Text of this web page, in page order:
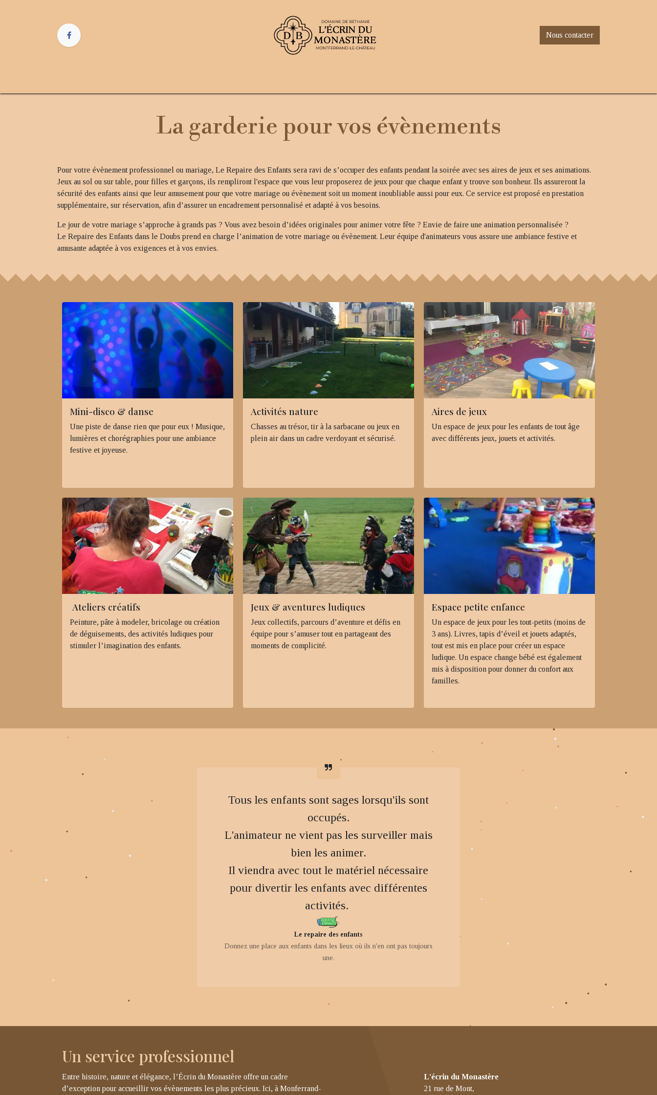
Nous contacter
La garderie pour vos évènements
Pour votre évènement professionnel ou mariage, Le Repaire des Enfants sera ravi de s’occuper des enfants pendant la soirée avec ses aires de jeux et ses animations.
Jeux au sol ou sur table, pour filles et garçons, ils rempliront l'espace que vous leur proposerez de jeux pour que chaque enfant y trouve son bonheur. Ils assureront la
sécurité des enfants ainsi que leur amusement pour que votre mariage ou évènement soit un moment inoubliable aussi pour eux. Ce service est proposé en prestation
supplémentaire, sur réservation, afin d’assurer un encadrement personnalisé et adapté à vos besoins.
Le jour de votre mariage s’approche à grands pas ? Vous avez besoin d’idées originales pour animer votre fête ? Envie de faire une animation personnalisée ?
Le Repaire des Enfants dans le Doubs prend en charge l’animation de votre mariage ou évènement. Leur équipe d'animateurs vous assure une ambiance festive et
amusante adaptée à vos exigences et à vos envies.
Activités nature
Chasses au trésor, tir à la sarbacane ou jeux en
plein air dans un cadre verdoyant et sécurisé.
Mini-disco & danse
Une piste de danse rien que pour eux ! Musique,
lumières et chorégraphies pour une ambiance
festive et joyeuse.
Aires de jeux
Un espace de jeux pour les enfants de tout âge
avec différents jeux, jouets et activités.
Espace petite enfance
Un espace de jeux pour les tout-petits (moins de
3 ans). Livres, tapis d’éveil et jouets adaptés,
tout est mis en place pour créer un espace
ludique. Un espace change bébé est également
mis à disposition pour donner du confort aux
familles.
Ateliers créatifs
Peinture, pâte à modeler, bricolage ou création
de déguisements, des activités ludiques pour
stimuler l’imagination des enfants.
Jeux & aventures ludiques
Jeux collectifs, parcours d’aventure et défis en
équipe pour s’amuser tout en partageant des
moments de complicité.
Tous les enfants sont sages lorsqu'ils sont
occupés.
L'animateur ne vient pas les surveiller mais
bien les animer.
Il viendra avec tout le matériel nécessaire
pour divertir les enfants avec différentes
activités.
Le repaire des enfants
Donnez une place aux enfants dans les lieux où ils n'en ont pas toujours
une.
Un service professionnel
L'écrin du Monastère
21 rue de Mont,
Entre histoire, nature et élégance, l’Écrin du Monastère offre un cadre
d’exception pour accueillir vos évènements les plus précieux. Ici, à Monferrand-